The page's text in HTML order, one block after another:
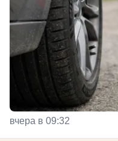
вчера в 09:32